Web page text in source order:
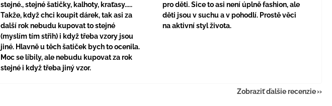
stejné., stejné šatičky, kalhoty, kraťasy.....
Takže, když chci koupit dárek, tak asi za
další rok nebudu kupovat to stejné
(myslím tím střih) i když třeba vzory jsou
jiné. Hlavně u těch šatiček bych to ocenila.
Moc se líbily, ale nebudu kupovat za rok
stejné i když třeba jiný vzor.
pro děti. Sice to asi není úplně fashion, ale
děti jsou v suchu a v pohodlí. Prostě věci
na aktivní styl života.
Zobraziť ďalšie recenzie